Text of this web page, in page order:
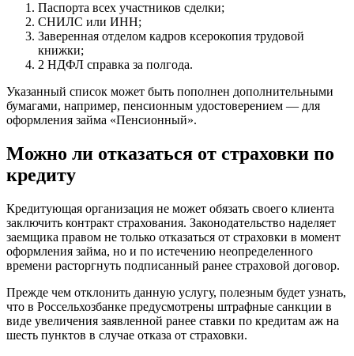
Паспорта всех участников сделки;
СНИЛС или ИНН;
Заверенная отделом кадров ксерокопия трудовой
книжки;
2 НДФЛ справка за полгода.
Указанный список может быть пополнен дополнительными
бумагами, например, пенсионным удостоверением — для
оформления займа «Пенсионный».
Можно ли отказаться от страховки по
кредиту
Кредитующая организация не может обязать своего клиента
заключить контракт страхования. Законодательство наделяет
заемщика правом не только отказаться от страховки в момент
оформления займа, но и по истечению неопределенного
времени расторгнуть подписанный ранее страховой договор.
Прежде чем отклонить данную услугу, полезным будет узнать,
что в Россельхозбанке предусмотрены штрафные санкции в
виде увеличения заявленной ранее ставки по кредитам аж на
шесть пунктов в случае отказа от страховки.